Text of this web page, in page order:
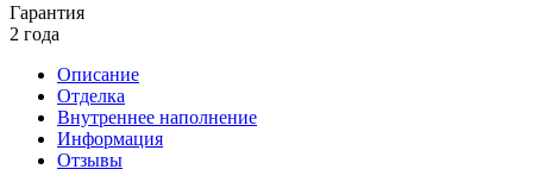
Гарантия
2 года
Описание
Отделка
Внутреннее наполнение
Информация
Отзывы